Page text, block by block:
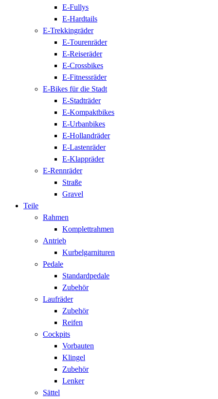
E-Fullys
E-Hardtails
E-Trekkingräder
E-Tourenräder
E-Reiseräder
E-Crossbikes
E-Fitnessräder
E-Bikes für die Stadt
E-Stadträder
E-Kompaktbikes
E-Urbanbikes
E-Hollandräder
E-Lastenräder
E-Klappräder
E-Rennräder
Straße
Gravel
Teile
Rahmen
Komplettrahmen
Antrieb
Kurbelgarnituren
Pedale
Standardpedale
Zubehör
Laufräder
Zubehör
Reifen
Cockpits
Vorbauten
Klingel
Zubehör
Lenker
Sättel